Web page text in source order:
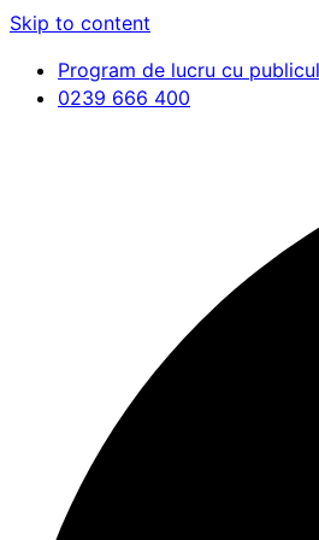
Skip to content
Program de lucru cu
0239 666 400